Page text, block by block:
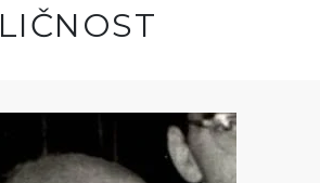
LIČNOST